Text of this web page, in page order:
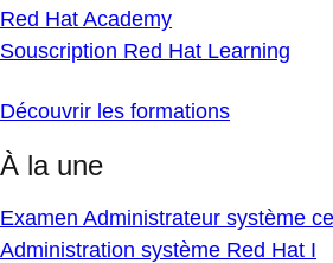
Red Hat Academy
Souscription Red Hat Learning
Découvrir les formations
À la une
Examen Administrateur système
Administration système Red Hat I